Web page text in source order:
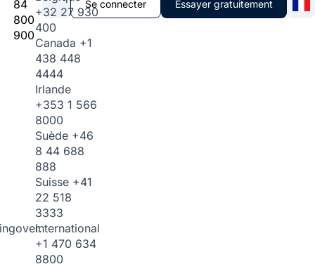
84
800
900
+32 27 930
400
Canada +1
438 448
4444
Irlande
+353 1 566
8000
Suède +46
8 44 688
888
Suisse +41
22 518
3333
International
+1 470 634
8800
Se connecter Essayer gratuitement